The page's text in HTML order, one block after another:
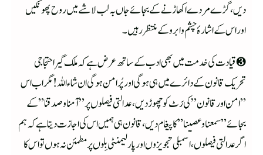
دیں، گڑے مردے اکھاڑنے کے بجائے جاں بہ لب لاشے میں روح پھونکیں
اور اس کے اشارۂ چشم و ابرو کے منتظر رہیں ۔
❸ قیادت کی خدمت میں بھی ادب کے ساتھ عرض ہے کہ ملک گیر احتجاجی
تحریک قانون کے دائرے میں ہی ہوگی اور پُر امن ہوگی ان شاء اللہ! مگر اب اس
”امن اور قانون ”کی رَٹ کو چھوڑ دیں، عدالتی فیصلوں پر ”آمنا و صدقنا ”کے
بجائے ”سمعنا و عصینا ” کا پیغام دیں، قانون ہی ہمیں اس کی اجازت دیتا ہے کہ ہم
اگر عدالتی فیصلوں، اسمبلی تجویزوں اور پارلیمنٹی بِلوں پر مطمئن نہ ہوں تو اس کا